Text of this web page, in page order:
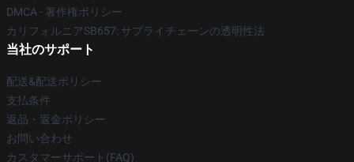
DMCA - 著作権ポリシー
カリフォルニアSB657: サプライチェーンの透明性法
当社のサポート
配送&配送ポリシー
支払条件
返品・返金ポリシー
お問い合わせ
カスタマーサポート(FAQ)